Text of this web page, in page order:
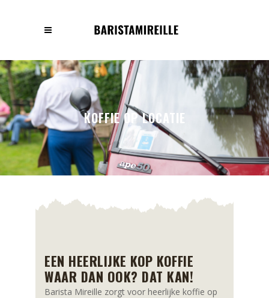
KOFFIE OP LOCATIE
EEN HEERLIJKE KOP KOFFIE
WAAR DAN OOK? DAT KAN!
Barista Mireille zorgt voor heerlijke koffie op